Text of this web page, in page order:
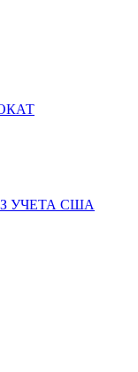
УЧЕТА США